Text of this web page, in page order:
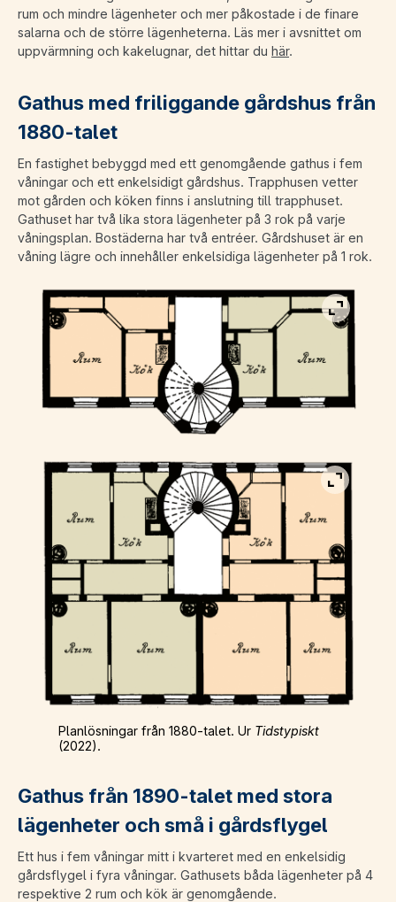
rum och mindre lägenheter och mer påkostade i de finare
salarna och de större lägenheterna. Läs mer i avsnittet om
uppvärmning och kakelugnar, det hittar du här.
Gathus med friliggande gårdshus från
1880-talet
En fastighet bebyggd med ett genomgående gathus i fem
våningar och ett enkelsidigt gårdshus. Trapphusen vetter
mot gården och köken finns i anslutning till trapphuset.
Gathuset har två lika stora lägenheter på 3 rok på varje
våningsplan. Bostäderna har två entréer. Gårdshuset är en
våning lägre och innehåller enkelsidiga lägenheter på 1 rok.
Visa
Visa
Planlösningar från 1880-talet. Ur Tidstypiskt
(2022).
Gathus från 1890-talet med stora
lägenheter och små i gårdsflygel
Ett hus i fem våningar mitt i kvarteret med en enkelsidig
gårdsflygel i fyra våningar. Gathusets båda lägenheter på 4
respektive 2 rum och kök är genomgående.